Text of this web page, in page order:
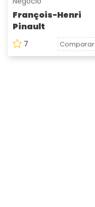
François-Henri
Pinault
7 Comparar